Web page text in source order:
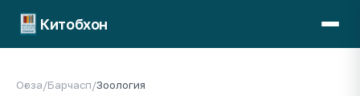
Китобхон
Оғоза/Барчасп/Зоология